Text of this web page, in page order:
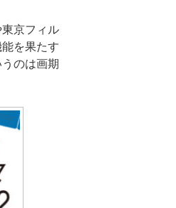
京フィル
を果たす
のは画期